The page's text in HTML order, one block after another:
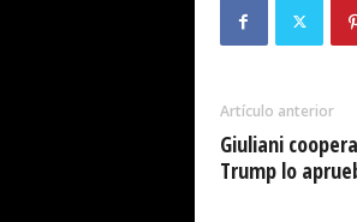
Artículo anterior
Giuliani
Trump lo